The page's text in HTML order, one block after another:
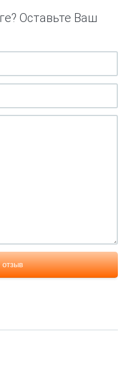
Оставьте Ваш
отзыв